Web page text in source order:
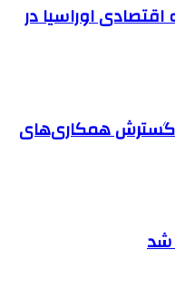
اقتصادی اوراسیا در
گسترش همکاری‌های
شد